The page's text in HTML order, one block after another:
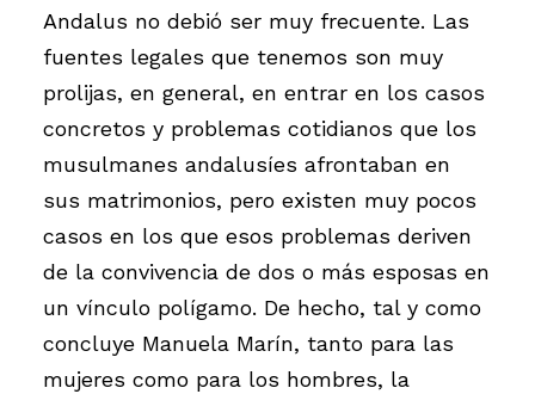
Andalus no debió ser muy frecuente. Las
fuentes legales que tenemos son muy
prolijas, en general, en entrar en los casos
concretos y problemas cotidianos que los
musulmanes andalusíes afrontaban en
sus matrimonios, pero existen muy pocos
casos en los que esos problemas deriven
de la convivencia de dos o más esposas en
un vínculo polígamo. De hecho, tal y como
concluye Manuela Marín, tanto para las
mujeres como para los hombres, la